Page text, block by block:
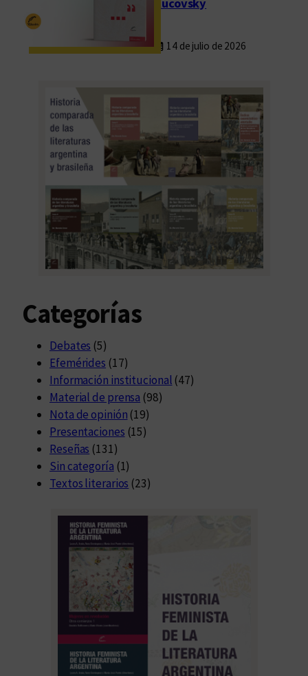
Rucovsky
14 de julio de 2026
Categorías
Debates (5)
Efemérides (17)
Información institucional (47)
Material de prensa (98)
Nota de opinión (19)
Presentaciones (15)
Reseñas (131)
Sin categoría (1)
Textos literarios (23)